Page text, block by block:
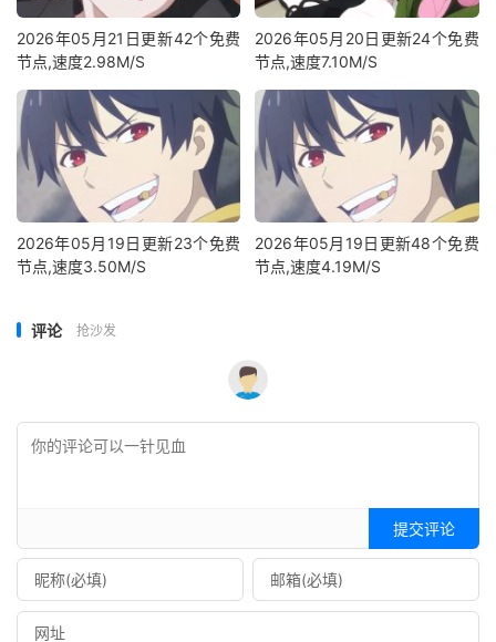
2026年05月21日更新42个免费
节点,速度2.98M/S
2026年05月20日更新24个免费
节点,速度7.10M/S
2026年05月19日更新23个免费
节点,速度3.50M/S
2026年05月19日更新48个免费
节点,速度4.19M/S
评论 抢沙发
提交评论